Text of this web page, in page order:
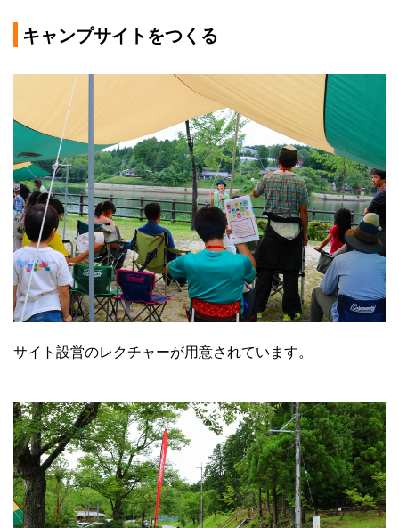
キャンプサイトをつくる
サイト設営のレクチャーが用意されています。